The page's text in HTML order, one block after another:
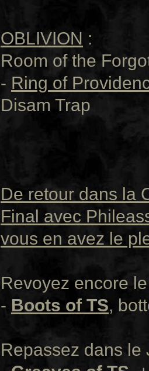
OBLIVION :
Room of the
- Ring of
Disam Trap
De retour dans la
Final avec
vous en avez le
Revoyez encore
- Boots of TS,
Repassez dans le